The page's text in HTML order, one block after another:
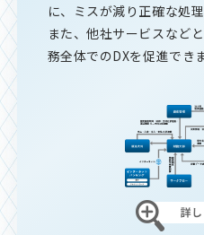
に、ミスが減り正確な処
また、他社サービスなど
務全体でのDXを促進できま